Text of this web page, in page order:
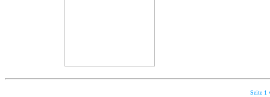
Seite 1